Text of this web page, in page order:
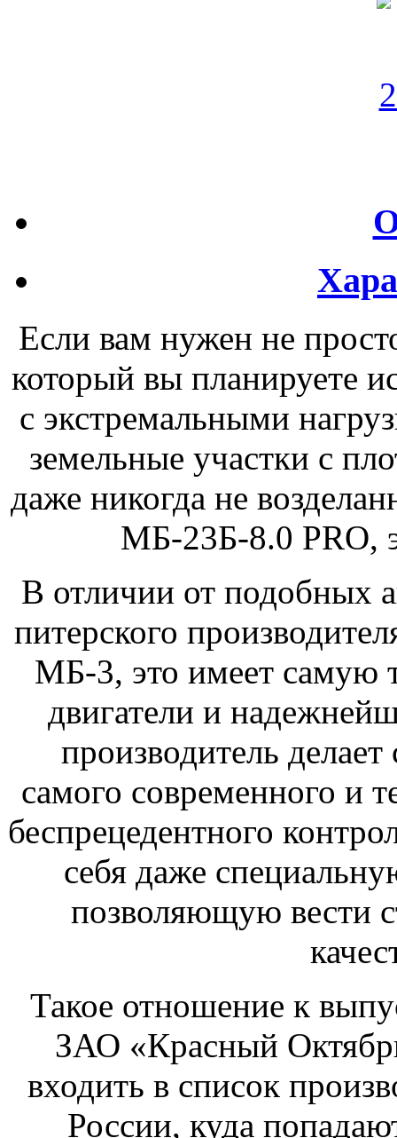
Если вам нужен не
который вы планируете
с экстремальными
земельные участки с
даже никогда не
МБ-23Б-8.0 PRO,
В отличии от подобных
питерского
МБ-3, это имеет самую
двигатели и
производитель
самого современного и
беспрецедентного
себя даже
позволяющую вести
Такое отношение к
ЗАО «Красный
входить в список
России, куда